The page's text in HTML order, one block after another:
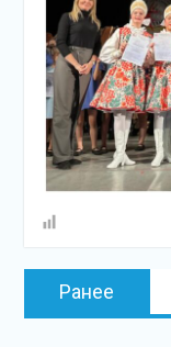
Навигация
Ранее